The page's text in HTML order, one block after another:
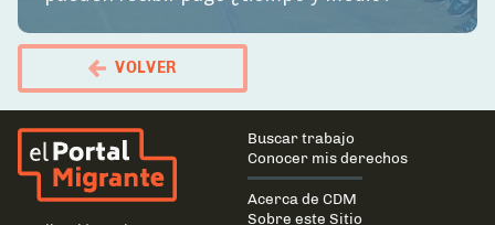
VOLVER
El Portal Migrante
Main
navigation
Buscar trabajo
Conocer mis derechos
Acerca de CDM
Sobre este Sitio